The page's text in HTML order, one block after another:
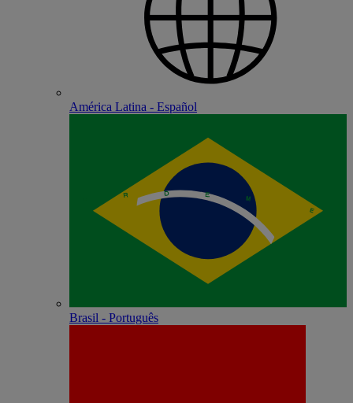
América Latina - Español
Brasil - Português